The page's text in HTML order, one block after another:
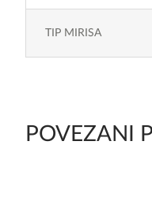
TIP MIRISA
POVEZANI